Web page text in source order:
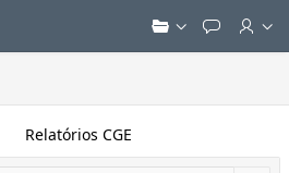
Relatórios CGE